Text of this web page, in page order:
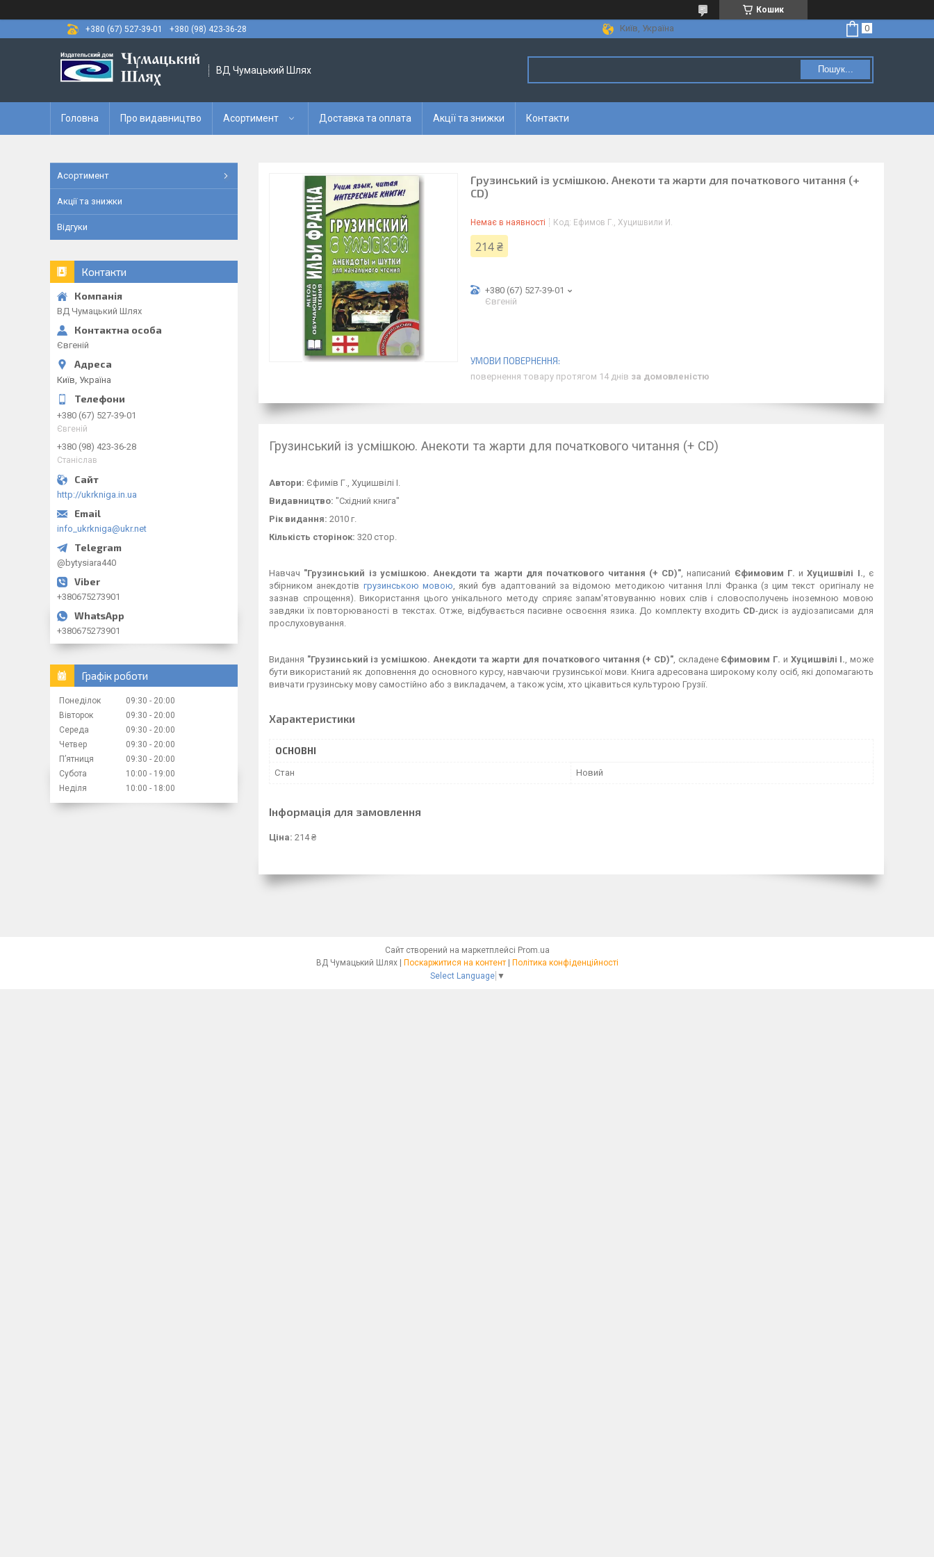
Кошик
+380 (67) 527-39-01
+380 (98) 423-36-28 Київ, Україна
ВД Чумацький Шлях Пошук...
Головна Про видавництво Асортимент Доставка та оплата Акції та знижки Контакти
Грузинський із усмішкою. Анекоти та жарти для початкового читання (+
CD)
Немає в наявності Код: Ефимов Г., Хуцишвили И.
214 ₴
+380 (67) 527-39-01
Євгеній
повернення товару протягом 14 днів за домовленістю
Грузинський із усмішкою. Анекоти та жарти для початкового читання (+ CD)
Автори: Єфимів Г., Хуцишвілі І.
Видавництво: "Східний книга"
Рік видання: 2010 г.
Кількість сторінок: 320 стор.
Навчач "Грузинський із усмішкою. Анекдоти та жарти для початкового читання (+ CD)" , написаний Єфимовим Г. иХуцишвілі І. , є
збірником анекдотів грузинською мовою , який був адаптований за відомою методикою читання Іллі Франка (з цим текст оригіналу не
зазнав спрощення). Використання цього унікального методу сприяє запам'ятовуванню нових слів і словосполучень іноземною мовою
завдяки їх повторюваності в текстах. Отже, відбувається пасивне освоєння язика. До комплекту входить CD-диск із аудіозаписами для
прослуховування.
Видання "Грузинський із усмішкою. Анекдоти та жарти для початкового читання (+ CD)", складенеЄфимовим Г. и Хуцишвілі І. , може
бути використаний як доповнення до основного курсу, навчаючи грузинської мови. Книга адресована широкому колу осіб, які допомагають
вивчати грузинську мову самостійно або з викладачем, а також усім, хто цікавиться культурою Грузії.
Характеристики
ОСНОВНІ
Стан Новий
Інформація для замовлення
Ціна: 214 ₴
Асортимент
Акції та знижки
Відгуки
Контакти
ВД Чумацький Шлях
Євгеній
Київ, Україна
+380 (67) 527-39-01
Євгеній
+380 (98) 423-36-28
Станіслав
http://ukrkniga.in.ua
info_ukrkniga@ukr.net
@bytysiara440
+380675273901
+380675273901
Графік роботи
Понеділок 09:30
20:00
Вівторок
09:30
20:00
Середа
09:30
20:00
Четвер
09:30
20:00
Пʼятниця
09:30
20:00
Субота
10:00
19:00
Неділя
10:00 18:00
Сайт створений на маркетплейсі Prom.ua
ВД Чумацький Шлях | Поскаржитися на контент | Політика конфіденційності
Select Language ▼